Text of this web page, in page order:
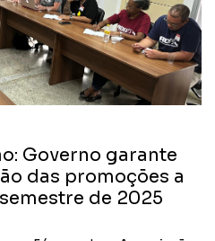
Governo garante
das promoções a
de 2025